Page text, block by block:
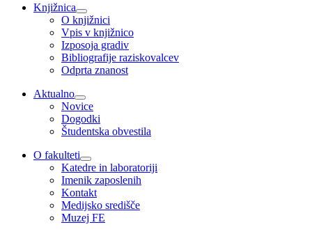
Knjižnica
O knjižnici
Vpis v knjižnico
Izposoja gradiv
Bibliografije raziskovalcev
Odprta znanost
Aktualno
Novice
Dogodki
Študentska obvestila
O fakulteti
Katedre in laboratoriji
Imenik zaposlenih
Kontakt
Medijsko središče
Muzej FE